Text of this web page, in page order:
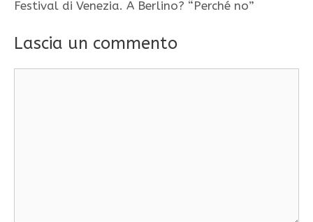
Festival di Venezia. A Berlino? “Perché no”
Lascia un commento